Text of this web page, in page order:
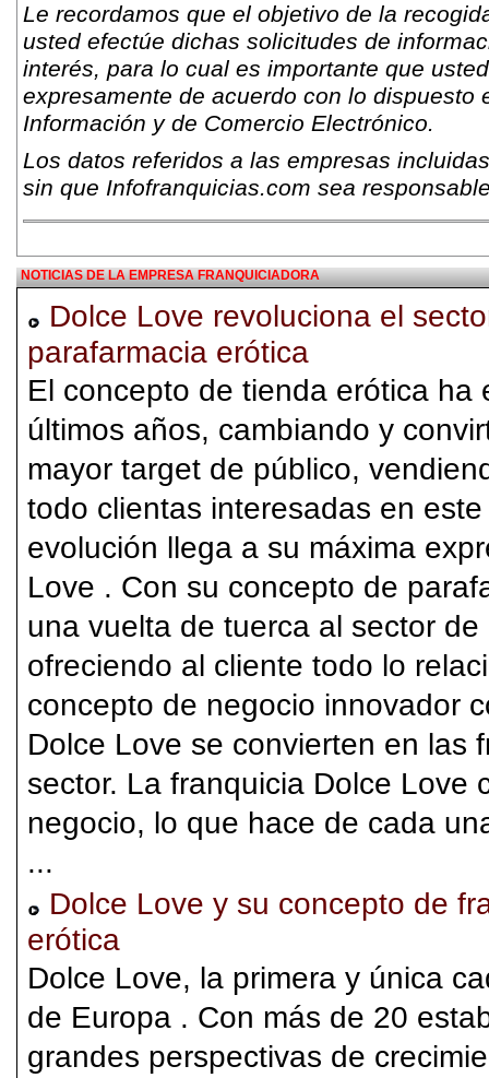
Le recordamos que el objetivo de la
usted efectúe dichas solicitudes de
interés, para lo cual es importante que
expresamente de acuerdo con lo
Información y de Comercio Electrónico.
Los datos referidos a las empresas
sin que Infofranquicias.com sea
NOTICIAS DE LA EMPRESA FRANQUICIADORA
Dolce Love revoluciona el
parafarmacia erótica
El concepto de tienda erótica ha
últimos años, cambiando y
mayor target de público,
todo clientas interesadas en
evolución llega a su máxima
Love . Con su concepto de
una vuelta de tuerca al sector
ofreciendo al cliente todo lo
concepto de negocio innovador
Dolce Love se convierten en las
sector. La franquicia Dolce Love
negocio, lo que hace de cada
...
Dolce Love y su concepto de
erótica
Dolce Love, la primera y única
de Europa . Con más de 20
grandes perspectivas de